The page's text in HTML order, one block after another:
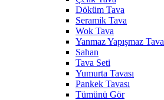
Döküm Tava
Seramik Tava
Wok Tava
Yanmaz Yapışmaz Tava
Sahan
Tava Seti
Yumurta Tavası
Pankek Tavası
Tümünü Gör